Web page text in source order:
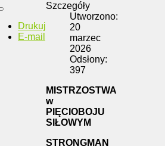
Drukuj
E-mail
Szczegóły
Utworzono:
20
marzec
2026
Odsłony:
397
MISTRZOSTWA
w
PIĘCIOBOJU
SIŁOWYM
STRONGMAN